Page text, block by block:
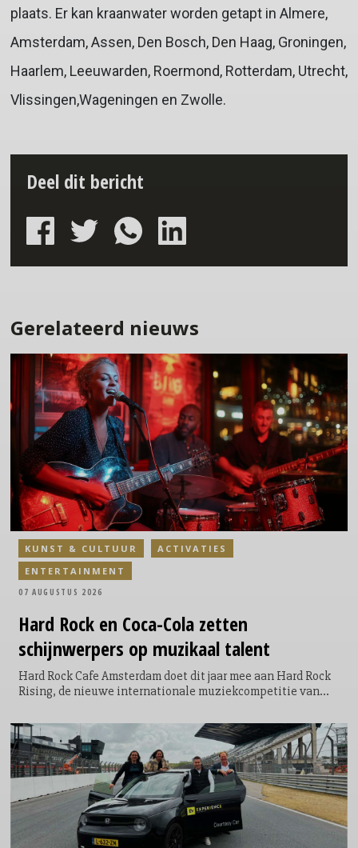
plaats. Er kan kraanwater worden getapt in Almere,
Amsterdam, Assen, Den Bosch, Den Haag, Groningen,
Haarlem, Leeuwarden, Roermond, Rotterdam, Utrecht,
Vlissingen,Wageningen en Zwolle.
Deel dit bericht
Gerelateerd nieuws
Hard Rock en Coca-Cola zetten
schijnwerpers op muzikaal talent
Hard Rock Cafe Amsterdam doet dit jaar mee aan Hard Rock
Rising, de nieuwe internationale muziekcompetitie van
plaats in 64 Hard Rock Cafés wereldwijd en geeft
opkomende singer-songwriters, dj’s en bands de kans om
zich te presenteren aan een internationaal publiek. Voor de
Amsterdamse editie ligt de focus dit jaar volledig op singer-
songwriters.
KUNST & CULTUUR
ACTIVATIES
ENTERTAINMENT
07 AUGUSTUS 2026